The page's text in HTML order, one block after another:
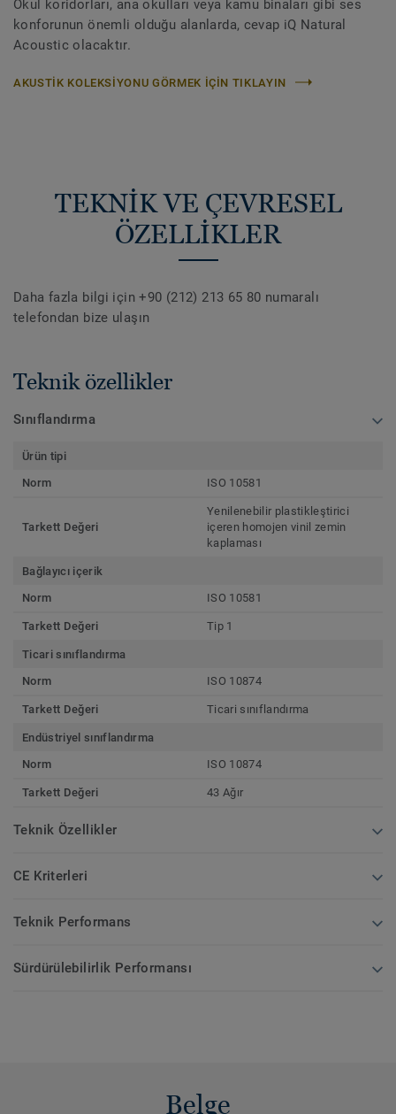
Okul koridorları, ana okulları veya kamu binaları gibi ses
konforunun önemli olduğu alanlarda, cevap iQ Natural
Acoustic olacaktır.
AKUSTIK KOLEKSIYONU GÖRMEK IÇIN TIKLAYIN
TEKNİK VE ÇEVRESEL
ÖZELLİKLER
Daha fazla bilgi için +90 (212) 213 65 80 numaralı
telefondan bize ulaşın
Teknik özellikler
Sınıflandırma
Ürün tipi
Norm
ISO 10581
Tarkett Değeri
Yenilenebilir plastikleştirici
içeren homojen vinil zemin
kaplaması
Bağlayıcı içerik
Norm
ISO 10581
Tarkett Değeri Tip 1
Ticari sınıflandırma
Norm
ISO 10874
Tarkett Değeri Ticari sınıflandırma
Endüstriyel sınıflandırma
Norm
ISO 10874
Tarkett Değeri 43 Ağır
Teknik Özellikler
CE Kriterleri
Teknik Performans
Sürdürülebilirlik Performansı
Belge